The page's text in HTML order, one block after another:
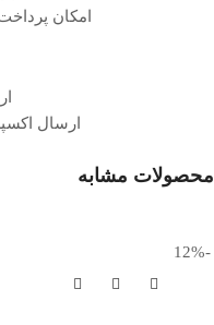
امکان
ارسال
محصولات مشابه
-12%